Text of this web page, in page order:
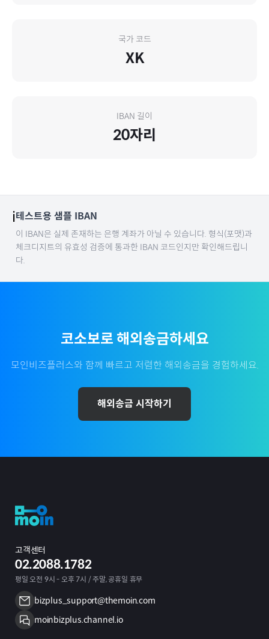
국가 코드
XK
IBAN 길이
20자리
ℹ️테스트용 샘플 IBAN
이 IBAN은 실제 존재하는 은행 계좌가 아닐 수 있습니다. 형식(포맷)과
체크디지트의 유효성 검증에 통과한 IBAN 코드인지만 확인해드립니
다.
코소보로 해외송금하세요
모인비즈플러스와 함께 빠르고 저렴한 해외송금을 경험하세요.
해외송금 시작하기
고객센터
02.2088.1782
평일 오전 9시 - 오후 7시 / 주말, 공휴일 휴무
bizplus_support@themoin.com
moinbizplus.channel.io